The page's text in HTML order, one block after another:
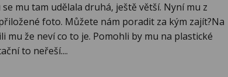
mu tam udělala druhá, ještě větší. Nyní mu z
foto. Můžete nám poradit za kým zajít?Na
mu že neví co to je. Pomohli by mu na plastické
to neřeší....